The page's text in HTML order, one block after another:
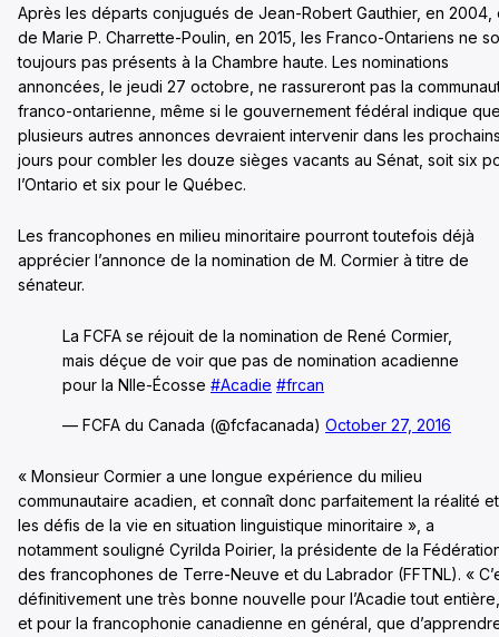
Après les départs conjugués de Jean-Robert Gauthier, en 2004,
de Marie P. Charrette-Poulin, en 2015, les Franco-Ontariens ne
toujours pas présents à la Chambre haute. Les nominations
annoncées, le jeudi 27 octobre, ne rassureront pas la
franco-ontarienne, même si le gouvernement fédéral indique
plusieurs autres annonces devraient intervenir dans les
jours pour combler les douze sièges vacants au Sénat, soit six
l’Ontario et six pour le Québec.
Les francophones en milieu minoritaire pourront toutefois déjà
apprécier l’annonce de la nomination de M. Cormier à titre de
sénateur.
La FCFA se réjouit de la nomination de René Cormier,
mais déçue de voir que pas de nomination acadienne
pour la Nlle-Écosse #Acadie #frcan
— FCFA du Canada (@fcfacanada) October 27, 2016
« Monsieur Cormier a une longue expérience du milieu
communautaire acadien, et connaît donc parfaitement la réalité et
les défis de la vie en situation linguistique minoritaire », a
notamment souligné Cyrilda Poirier, la présidente de la
des francophones de Terre-Neuve et du Labrador (FFTNL). «
définitivement une très bonne nouvelle pour l’Acadie tout entière,
et pour la francophonie canadienne en général, que